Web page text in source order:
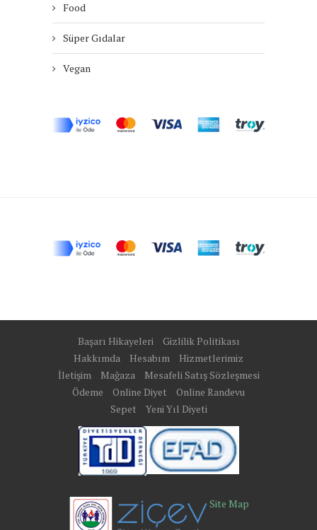
Food
Süper Gıdalar
Vegan
Başarı Hikayeleri
Gizlilik Politikası
Hakkımda
Hesabım
Hizmetlerimiz
İletişim
Mağaza
Mesafeli Satış Sözleşmesi
Ödeme
Online Diyet
Online Randevu
Sepet
Yeni Yıl Diyeti
Site Map